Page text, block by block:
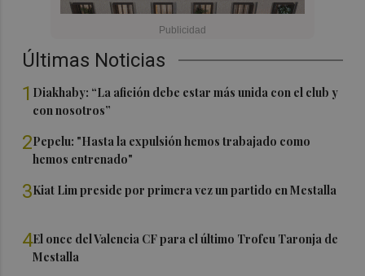
Últimas Noticias
1 Diakhaby: “La afición debe estar más unida con el club y
con nosotros”
2Pepelu: "Hasta la expulsión hemos trabajado como
hemos entrenado"
3Kiat Lim preside por primera vez un partido en Mestalla
4El once del Valencia CF para el último Trofeu Taronja de
Mestalla